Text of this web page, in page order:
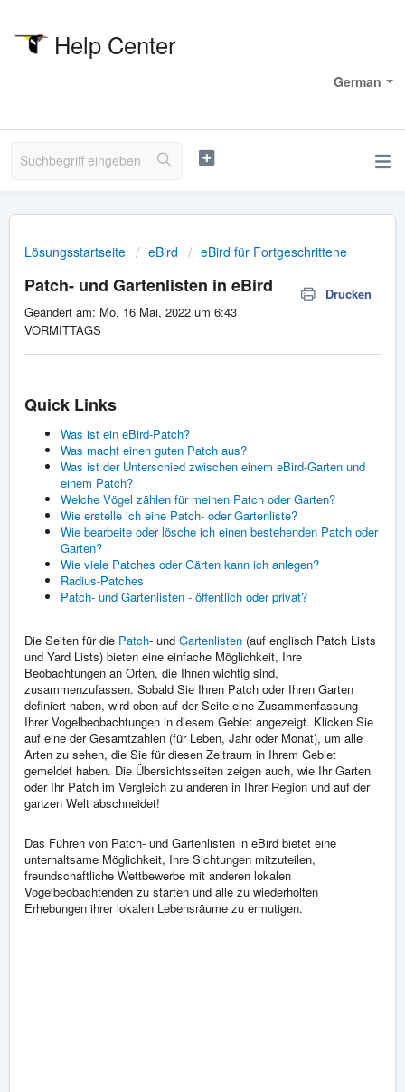
Help Center
German
Lösungsstartseite eBird eBird für Fortgeschrittene
Patch- und Gartenlisten in eBird
Drucken
Geändert am: Mo, 16 Mai, 2022 um 6:43
VORMITTAGS
Quick Links
Was ist ein eBird-Patch?
Was macht einen guten Patch aus?
Was ist der Unterschied zwischen einem eBird-Garten und
einem Patch?
Welche Vögel zählen für meinen Patch oder Garten?
Wie erstelle ich eine Patch- oder Gartenliste?
Wie bearbeite oder lösche ich einen bestehenden Patch oder
Garten?
Wie viele Patches oder Gärten kann ich anlegen?
Radius-Patches
Patch- und Gartenlisten - öffentlich oder privat?
Die Seiten für die Patch- und Gartenlisten (auf englisch Patch Lists
und Yard Lists) bieten eine einfache Möglichkeit, Ihre
Beobachtungen an Orten, die Ihnen wichtig sind,
zusammenzufassen. Sobald Sie Ihren Patch oder Ihren Garten
definiert haben, wird oben auf der Seite eine Zusammenfassung
Ihrer Vogelbeobachtungen in diesem Gebiet angezeigt. Klicken Sie
auf eine der Gesamtzahlen (für Leben, Jahr oder Monat), um alle
Arten zu sehen, die Sie für diesen Zeitraum in Ihrem Gebiet
gemeldet haben. Die Übersichtsseiten zeigen auch, wie Ihr Garten
oder Ihr Patch im Vergleich zu anderen in Ihrer Region und auf der
ganzen Welt abschneidet!
Das Führen von Patch- und Gartenlisten in eBird bietet eine
unterhaltsame Möglichkeit, Ihre Sichtungen mitzuteilen,
freundschaftliche Wettbewerbe mit anderen lokalen
Vogelbeobachtenden zu starten und alle zu wiederholten
Erhebungen ihrer lokalen Lebensräume zu ermutigen.